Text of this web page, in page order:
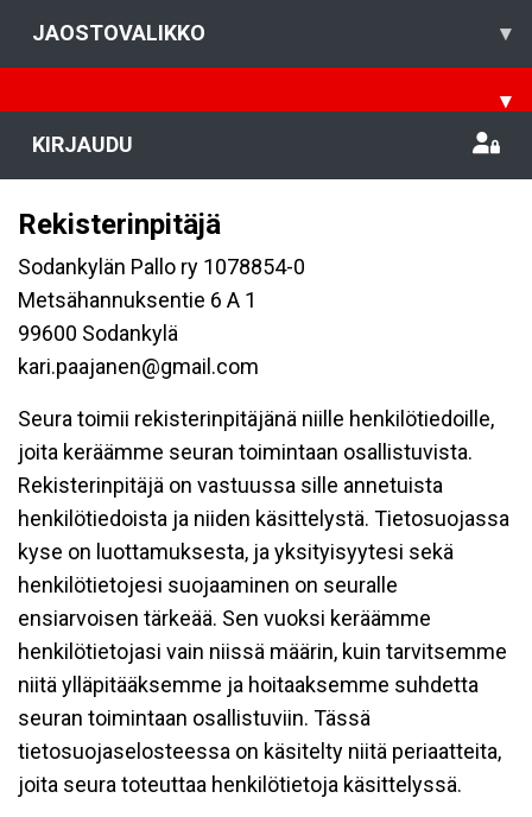
JAOSTOVALIKKO ▾
▾
KIRJAUDU
Rekisterinpitäjä
Sodankylän Pallo ry 1078854-0
Metsähannuksentie 6 A 1
99600 Sodankylä
kari.paajanen@gmail.com
Seura toimii rekisterinpitäjänä niille henkilötiedoille,
joita keräämme seuran toimintaan osallistuvista.
Rekisterinpitäjä on vastuussa sille annetuista
henkilötiedoista ja niiden käsittelystä. Tietosuojassa
kyse on luottamuksesta, ja yksityisyytesi sekä
henkilötietojesi suojaaminen on seuralle
ensiarvoisen tärkeää. Sen vuoksi keräämme
henkilötietojasi vain niissä määrin, kuin tarvitsemme
niitä ylläpitääksemme ja hoitaaksemme suhdetta
seuran toimintaan osallistuviin. Tässä
tietosuojaselosteessa on käsitelty niitä periaatteita,
joita seura toteuttaa henkilötietoja käsittelyssä.